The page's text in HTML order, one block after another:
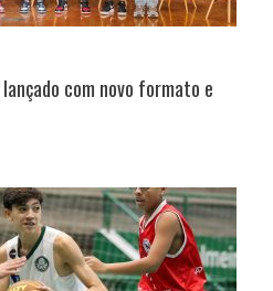
com novo formato e